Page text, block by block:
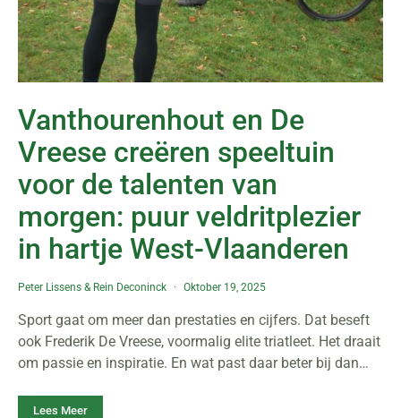
Vanthourenhout en De
Vreese creëren speeltuin
voor de talenten van
morgen: puur veldritplezier
in hartje West-Vlaanderen
Peter Lissens & Rein Deconinck Oktober 19, 2025
Sport gaat om meer dan prestaties en cijfers. Dat beseft
ook Frederik De Vreese, voormalig elite triatleet. Het draait
om passie en inspiratie. En wat past daar beter bij dan…
Lees Meer